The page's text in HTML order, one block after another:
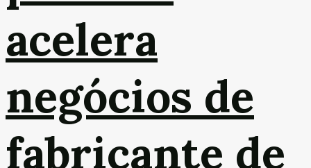
acelera
negócios de
fabricante de